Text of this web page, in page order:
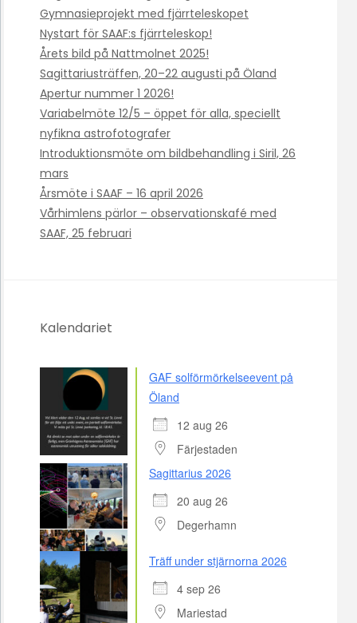
Gymnasieprojekt med fjärrteleskopet
Nystart för SAAF:s fjärrteleskop!
Årets bild på Nattmolnet 2025!
Sagittariusträffen, 20–22 augusti på Öland
Apertur nummer 1 2026!
Variabelmöte 12/5 – öppet för alla, speciellt
nyfikna astrofotografer
Introduktionsmöte om bildbehandling i Siril, 26
mars
Årsmöte i SAAF – 16 april 2026
Vårhimlens pärlor – observationskafé med
SAAF, 25 februari
Kalendariet
GAF solförmörkelseevent på
Öland
12 aug 26
Färjestaden
Sagittarius 2026
20 aug 26
Degerhamn
Träff under stjärnorna 2026
4 sep 26
Mariestad